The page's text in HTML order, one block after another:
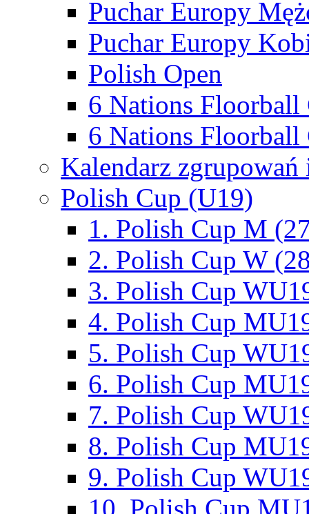
Puchar Europy
Puchar Europy
Polish Open
6 Nations Floorball
6 Nations Floorball
Kalendarz
Polish Cup (U19)
1. Polish Cup M
2. Polish Cup W
3. Polish Cup
4. Polish Cup
5. Polish Cup
6. Polish Cup
7. Polish Cup
8. Polish Cup
9. Polish Cup
10. Polish Cup